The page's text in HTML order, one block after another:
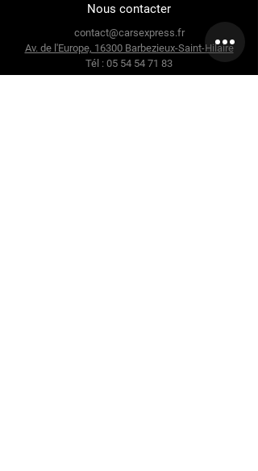
Nous contacter
contact@carsexpress.fr
Av. de l'Europe, 16300 Barbezieux-Saint-Hilaire
Tél : 05 54 54 71 83